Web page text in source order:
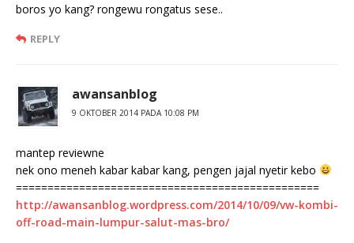
boros yo kang? rongewu rongatus sese..
REPLY
awansanblog
9 OKTOBER 2014 PADA 10:08 PM
mantep reviewne
nek ono meneh kabar kabar kang, pengen jajal nyetir kebo
================================================
http://awansanblog.wordpress.com/2014/10/09/vw-kombi-
off-road-main-lumpur-salut-mas-bro/